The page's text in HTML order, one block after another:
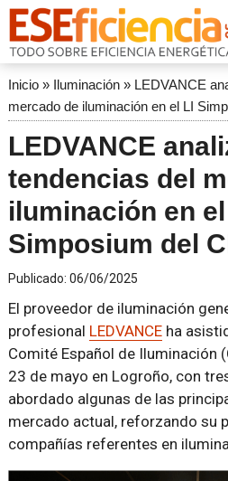
Inicio» Iluminación» LEDVANCE
mercado de iluminación en el LI
LEDVANCE
tendencias del
iluminación en
Simposium del
Publicado: 06/06/2025
El proveedor de iluminación
profesional LEDVANCEha
Comité Español de Iluminación
23 de mayo en Logroño, con
abordado algunas de las
mercado actual, reforzando su
compañías referentes en